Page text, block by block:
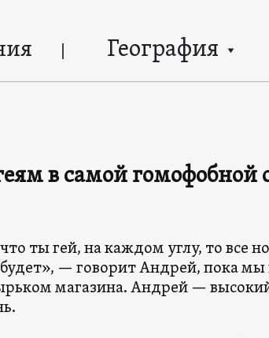
География
в самой гомофобной
ты гей, на каждом углу, то все
— говорит Андрей, пока мы
магазина. Андрей —